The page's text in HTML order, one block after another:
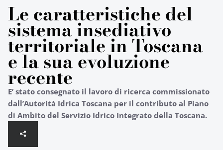
Le caratteristiche del
sistema insediativo
territoriale in Toscana
e la sua evoluzione
recente
E’ stato consegnato il lavoro di ricerca commissionato
dall’Autorità Idrica Toscana per il contributo al Piano
di Ambito del Servizio Idrico Integrato della Toscana.